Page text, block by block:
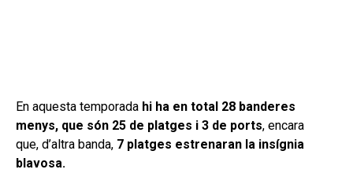
En aquesta temporada hi ha en total 28 banderes
menys, que són 25 de platges i 3 de ports, encara
que, d’altra banda, 7 platges estrenaran la insígnia
blavosa.